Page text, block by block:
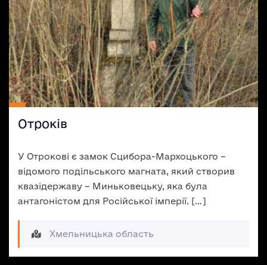
Отроків
У Отрокові є замок Сцибора-Мархоцького –
відомого подільського магната, який створив
квазідержаву – Миньковецьку, яка була
антагоністом для Російської імперії. […]
Хмельницька область